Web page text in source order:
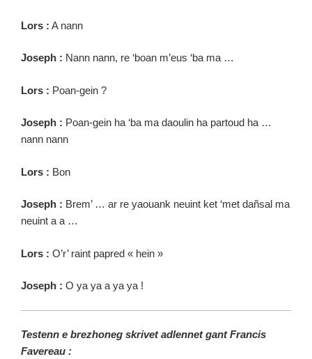
Lors : A nann
Joseph : Nann nann, re ‘boan m’eus ‘ba ma …
Lors : Poan-gein ?
Joseph : Poan-gein ha ‘ba ma daoulin ha partoud ha …
nann nann
Lors : Bon
Joseph : Brem’ … ar re yaouank neuint ket ‘met dañsal ma
neuint a a …
Lors : O’r’ raint papred « hein »
Joseph : O ya ya a ya ya !
Testenn e brezhoneg skrivet adlennet gant Francis
Favereau :